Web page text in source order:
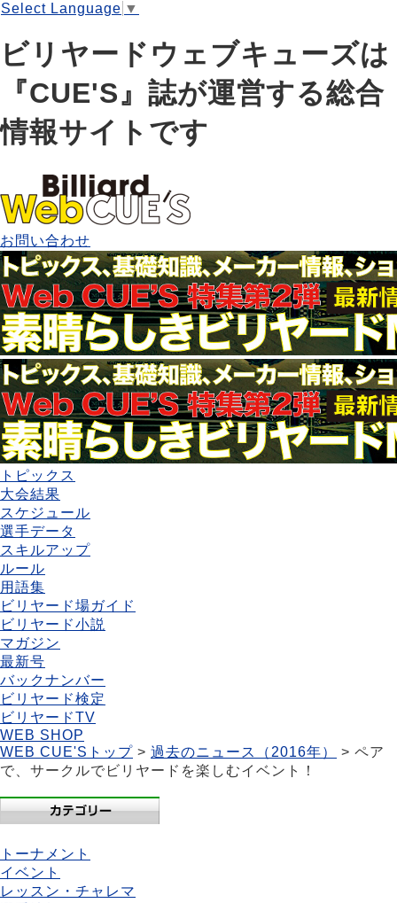
Select Language ▼
ビリヤードウェブキューズは
『CUE'S』誌が運営する総合
情報サイトです
お問い合わせ
トピックス
大会結果
スケジュール
選手データ
スキルアップ
ルール
用語集
ビリヤード場ガイド
ビリヤード小説
マガジン
最新号
バックナンバー
ビリヤード検定
ビリヤードTV
WEB SHOP
WEB CUE'Sトップ > 過去のニュース（2016年）
> ペア
で、サークルでビリヤードを楽しむイベント！
トーナメント
イベント
レッスン・チャレマ